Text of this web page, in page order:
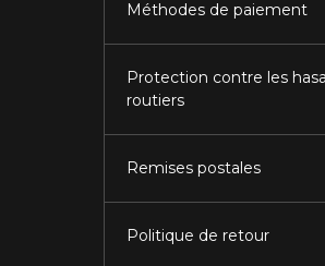
Méthodes de paiement
Protection contre les
routiers
Remises postales
Politique de retour